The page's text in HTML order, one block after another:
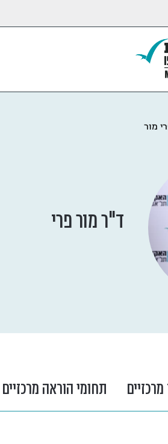
מור
ד"ר מור פרי
תחומי הוראה מרכזיים